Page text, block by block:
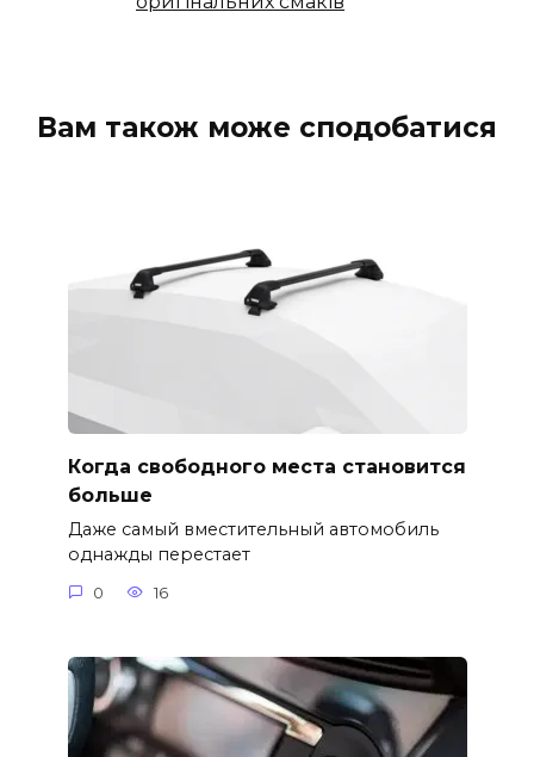
Вам також може сподобатися
Когда свободного места становится
больше
Даже самый вместительный автомобиль
однажды перестает
0 16